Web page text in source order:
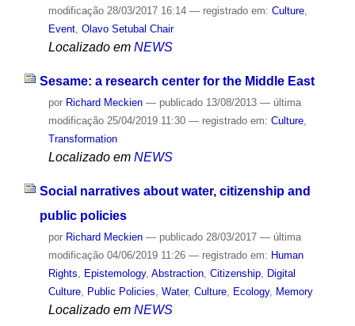
modificação28/03/2017 16:14 — registrado em: Culture,
Event, Olavo Setubal Chair
Localizado em NEWS
Sesame: a research center for the Middle East
por Richard Meckien — publicado13/08/2013 — última
modificação25/04/2019 11:30 — registrado em: Culture,
Transformation
Localizado em NEWS
Social narratives about water, citizenship and
public policies
por Richard Meckien — publicado28/03/2017 — última
modificação04/06/2019 11:26 — registrado em: Human
Rights
Epistemology, Abstraction, Citizenship,
Digital
Culture, Public Policies Water, Culture, Ecology, Memory
Localizado em NEWS